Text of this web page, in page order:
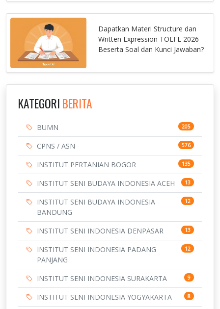
Dapatkan Materi Structure dan
Written Expression TOEFL 2026
Beserta Soal dan Kunci Jawaban?
KATEGORI BERITA
BUMN 205
CPNS / ASN 576
INSTITUT PERTANIAN BOGOR 135
INSTITUT SENI BUDAYA INDONESIA ACEH 13
INSTITUT SENI BUDAYA INDONESIA
BANDUNG
12
INSTITUT SENI INDONESIA DENPASAR 13
INSTITUT SENI INDONESIA PADANG
PANJANG
12
INSTITUT SENI INDONESIA SURAKARTA 9
INSTITUT SENI INDONESIA YOGYAKARTA 8